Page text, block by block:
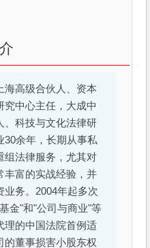
海高级合伙人、资本
究中心主任，大成中
、科技与文化法律研
30余年，长期从事私
组法律服务，尤其对
丰富的实战经验，并
业务。2004年起多次
金"和"公司与商业"等
理的中国法院首例适
的董事损害小股东权